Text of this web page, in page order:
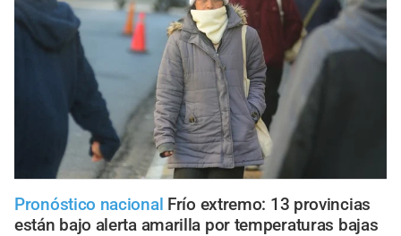
Pronóstico nacional Frío extremo: 13 provincias
están bajo alerta amarilla por temperaturas bajas